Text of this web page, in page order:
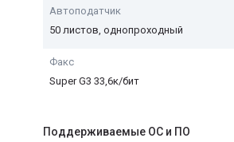
Автоподатчик
50 листов, однопроходный
Факс
Super G3 33,6к/бит
Поддерживаемые ОС и ПО